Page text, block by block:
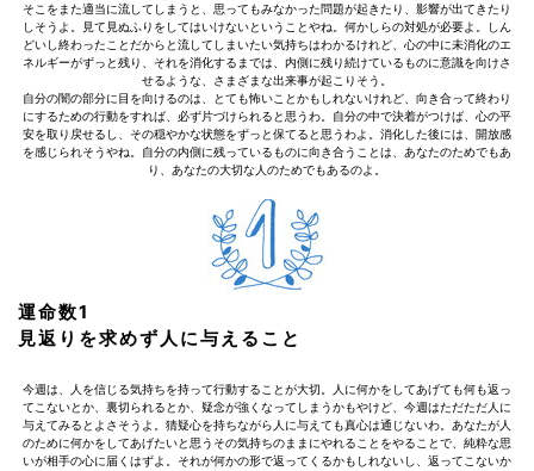
そこをまた適当に流してしまうと、思ってもみなかった問題が起きたり、影響が出てきたり
しそうよ。見て見ぬふりをしてはいけないということやね。何かしらの対処が必要よ。しん
どいし終わったことだからと流してしまいたい気持ちはわかるけれど、心の中に未消化のエ
ネルギーがずっと残り、それを消化するまでは、内側に残り続けているものに意識を向けさ
せるような、さまざまな出来事が起こりそう。
自分の闇の部分に目を向けるのは、とても怖いことかもしれないけれど、向き合って終わり
にするための行動をすれば、必ず片づけられると思うわ。自分の中で決着がつけば、心の平
安を取り戻せるし、その穏やかな状態をずっと保てると思うわよ。消化した後には、開放感
を感じられそうやね。自分の内側に残っているものに向き合うことは、あなたのためでもあ
り、あなたの大切な人のためでもあるのよ。
運命数1
見返りを求めず人に与えること
今週は、人を信じる気持ちを持って行動することが大切。人に何かをしてあげても何も返っ
てこないとか、裏切られるとか、疑念が強くなってしまうかもやけど、今週はただただ人に
与えてみるとよさそうよ。猜疑心を持ちながら人に与えても真心は通じないわ。あなたが人
のために何かをしてあげたいと思うその気持ちのままにやれることをやることで、純粋な思
いが相手の心に届くはずよ。それが何かの形で返ってくるかもしれないし、返ってこないか